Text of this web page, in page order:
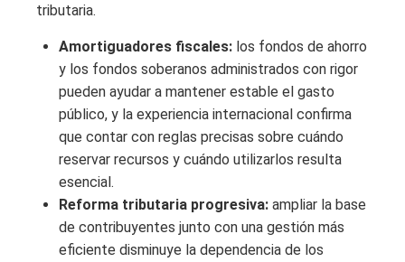
tributaria.
Amortiguadores fiscales: los fondos de ahorro
y los fondos soberanos administrados con rigor
pueden ayudar a mantener estable el gasto
público, y la experiencia internacional confirma
que contar con reglas precisas sobre cuándo
reservar recursos y cuándo utilizarlos resulta
esencial.
Reforma tributaria progresiva: ampliar la base
de contribuyentes junto con una gestión más
eficiente disminuye la dependencia de los